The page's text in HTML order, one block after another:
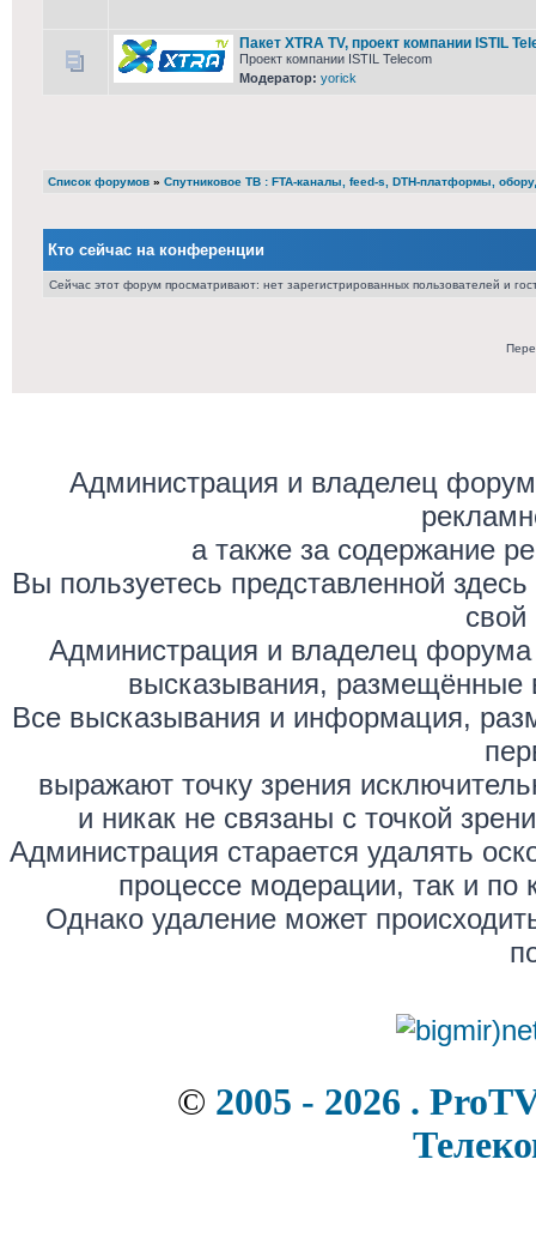
Пакет XTRA TV, проект компании ISTIL
Проект компании ISTIL Telecom
Модератор: yorick
Список форумов » Cпутниковое ТВ : FTA-каналы, feed-s, DTH-платформы,
Кто сейчас на конференции
Сейчас этот форум просматривают: нет зарегистрированных пользователей и
Администрация и владелец
а также за содержание
Вы пользуетесь представленной
свой
Администрация и владелец форума
высказывания, размещённые
Все высказывания и информация,
выражают точку зрения
и никак не связаны с точкой
Администрация старается удалять
процессе модерации, так и по
Однако удаление может
© 2005 - 2026 .